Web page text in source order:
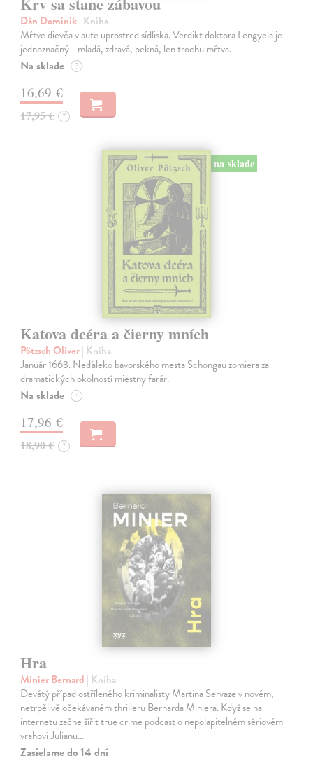
Dán Dominik| Kniha
Mŕtve dievča v aute uprostred sídliska. Verdikt doktora Lengyela je
jednoznačný - mladá, zdravá, pekná, len trochu mŕtva.
Na sklade ?
16,69 €
17,95 € ?
na sklade
Katova dcéra a čierny mních
Pötzsch Oliver| Kniha
Január 1663. Neďaleko bavorského mesta Schongau zomiera za
dramatických okolností miestny farár.
Na sklade ?
17,96 €
18,90 € ?
Hra
Minier Bernard | Kniha
Devátý případ ostříleného kriminalisty Martina Servaze v novém,
netrpělivě očekávaném thrilleru Bernarda Miniera. Když se na
internetu začne šířit true crime podcast o nepolapitelném sériovém
vrahovi Julianu…
Zasielame do 14 dní